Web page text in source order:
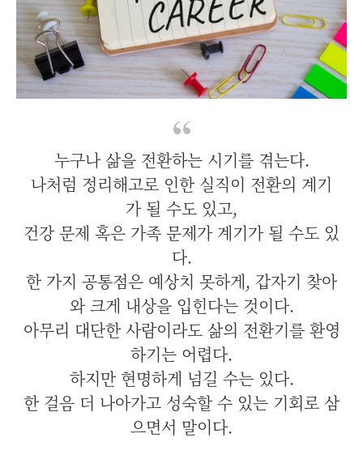
누구나 삶을 전환하는 시기를 겪는다.
나처럼 정리해고로 인한 실직이 전환의 계기
가 될 수도 있고,
건강 문제 혹은 가족 문제가 계기가 될 수도 있
다.
한 가지 공통점은 예상치 못하게, 갑자기 찾아
와 크게 내상을 입힌다는 것이다.
아무리 대단한 사람이라도 삶의 전환기를 환영
하기는 어렵다.
하지만 현명하게 넘길 수는 있다.
한 걸음 더 나아가고 성숙할 수 있는 기회로 삼
으면서 말이다.